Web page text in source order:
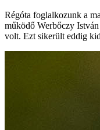
Régóta foglalkozunk a
működő Werbőczy
volt. Ezt sikerült eddig